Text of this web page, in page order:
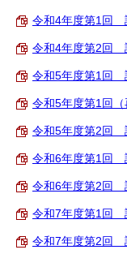
令和4年度第1回
令和4年度第2回
令和5年度第1回
令和5年度第1回
令和5年度第2回
令和6年度第1回
令和6年度第2回
令和7年度第1回
令和7年度第2回